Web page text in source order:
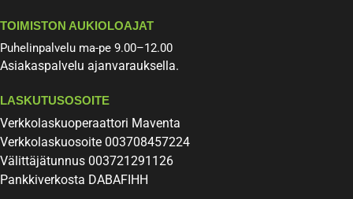
TOIMISTON AUKIOLOAJAT
Puhelinpalvelu ma-pe 9.00–12.00
Asiakaspalvelu ajanvarauksella.
LASKUTUSOSOITE
Verkkolaskuoperaattori Maventa
Verkkolaskuosoite 003708457224
Välittäjätunnus 003721291126
Pankkiverkosta DABAFIHH